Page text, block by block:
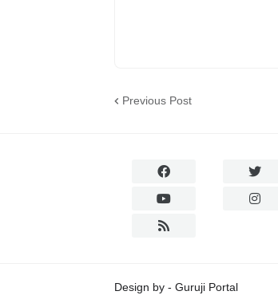
Previous Post
Design by - Guruji Portal